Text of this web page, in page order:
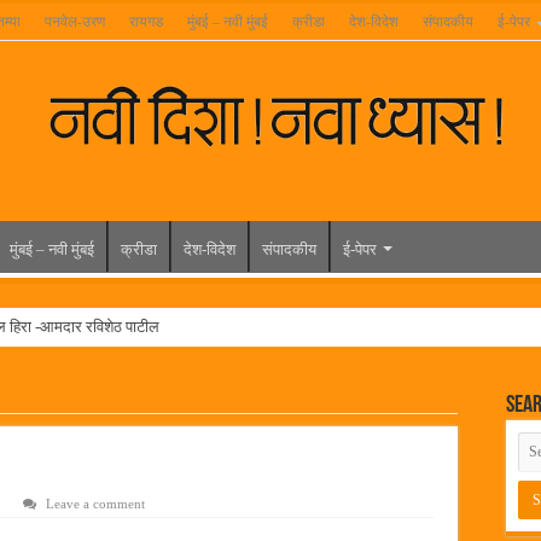
पनवेल-उरण रायगड मुंबई – नवी मुंबई क्रीडा देश-विदेश संपादकीय ई-पेपर
मुंबई – नवी मुंबई क्रीडा देश-विदेश संपादकीय ई-पेपर
-आमदार रविशेठ पाटील
मुख्य प्रशासकीय कार्यालयासह भव्य मूट कोर्टचे बुधवारी उद्घाटन
Leave a comment